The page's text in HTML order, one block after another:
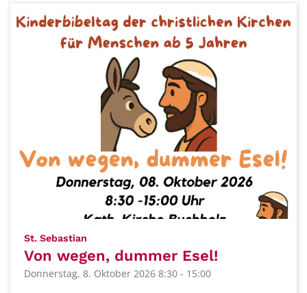
St. Sebastian
Von wegen, dummer Esel!
Donnerstag, 8. Oktober 2026 8:30 - 15:00